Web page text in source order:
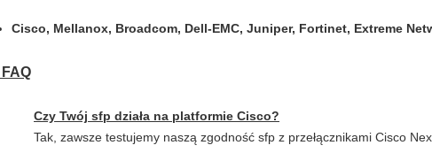
Cisco, Mellanox, Broadcom, Dell-EMC, Juniper, Fortinet, Extreme
FAQ
Czy Twój sfp działa na platformie Cisco?
Tak, zawsze testujemy naszą zgodność sfp z przełącznikami Cisco